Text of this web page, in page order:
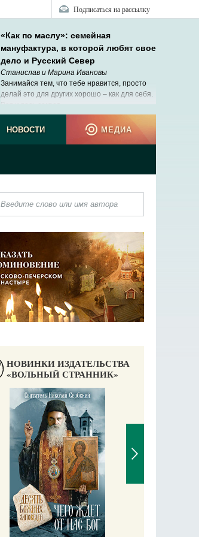
Подписаться на рассылку
«Как по маслу»: семейная
мануфактура, в которой любят свое
дело и Русский Север
Станислав и Марина Ивановы
Занимайся тем, что тебе нравится, просто
делай это для других хорошо – как для себя.
НОВОСТИ МЕДИА
НОВИНКИ ИЗДАТЕЛЬСТВА
«ВОЛЬНЫЙ СТРАННИК»